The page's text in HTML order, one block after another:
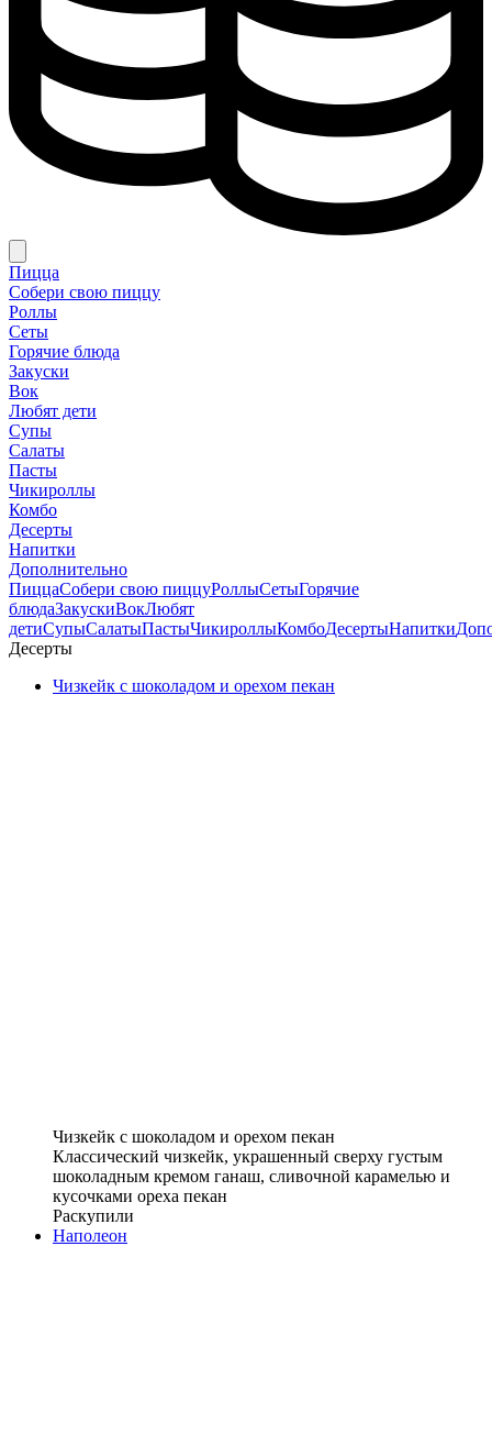
Пицца
Собери свою пиццу
Роллы
Сеты
Горячие блюда
Закуски
Вок
Любят дети
Супы
Салаты
Пасты
Чикироллы
Комбо
Десерты
Напитки
Дополнительно
ПиццаСобери свою пиццуРоллыСетыГорячие
блюдаЗакускиВокЛюбят
детиСупыСалатыПастыЧикироллыКомбоДесертыНапитки
Десерты
Чизкейк с шоколадом и орехом пекан
Чизкейк с шоколадом и орехом пекан
Классический чизкейк, украшенный сверху густым
шоколадным кремом ганаш, сливочной карамелью и
кусочками ореха пекан
Раскупили
Наполеон